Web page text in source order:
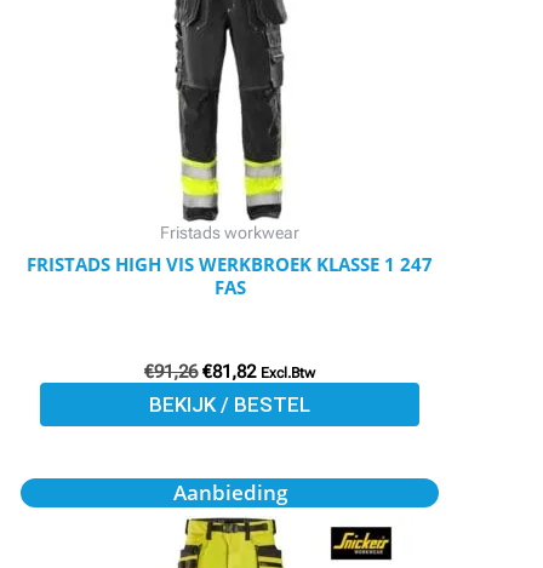
Fristads workwear
FRISTADS HIGH VIS WERKBROEK KLASSE 1 247
FAS
€91,26 €81,82 Excl.Btw
BEKIJK / BESTEL
meerdere
variaties.
Deze
optie
kan
gekozen
worden
op
de
Aanbieding
Oorspronkelijke
prijs
was:
€259,88.
Huidige
prijs
is:
€231,30.
Dit
product
heeft